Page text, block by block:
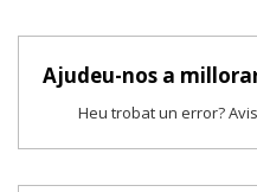
Ajudeu-nos a
Heu trobat un error?